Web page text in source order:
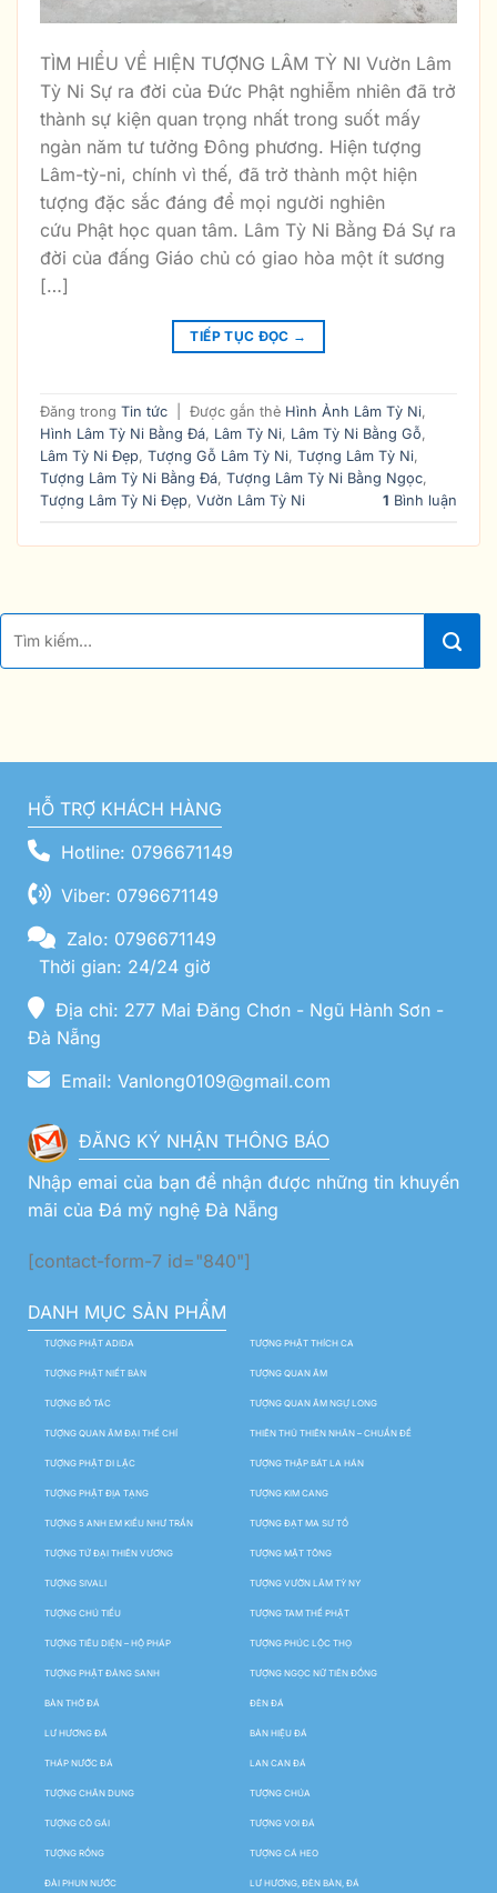
TÌM HIỂU VỀ HIỆN TƯỢNG LÂM TỲ NI Vườn Lâm
Tỳ Ni Sự ra đời của Đức Phật nghiễm nhiên đã trở
thành sự kiện quan trọng nhất trong suốt mấy
ngàn năm tư tưởng Đông phương. Hiện tượng
Lâm-tỳ-ni, chính vì thế, đã trở thành một hiện
tượng đặc sắc đáng để mọi người nghiên
cứu Phật học quan tâm. Lâm Tỳ Ni Bằng Đá Sự ra
đời của đấng Giáo chủ có giao hòa một ít sương
[…]
TIẾP TỤC ĐỌC →
Đăng trong Tin tức Được gắn thẻ Hình Ảnh Lâm Tỳ Ni,
Hình Lâm Tỳ Ni Bằng Đá, Lâm Tỳ Ni, Lâm Tỳ Ni Bằng Gỗ,
Lâm Tỳ Ni Đẹp, Tượng Gỗ Lâm Tỳ Ni, Tượng Lâm Tỳ Ni,
Tượng Lâm Tỳ Ni Bằng Đá, Tượng Lâm Tỳ Ni Bằng Ngọc,
Tượng Lâm Tỳ Ni Đẹp, Vườn Lâm Tỳ Ni 1 Bình luận
HỖ TRỢ KHÁCH HÀNG
Hotline: 0796671149
Viber: 0796671149
Zalo: 0796671149
Thời gian: 24/24 giờ
Địa chỉ: 277 Mai Đăng Chơn - Ngũ Hành Sơn -
Đà Nẵng
Email: Vanlong0109@gmail.com
ĐĂNG KÝ NHẬN THÔNG BÁO
Nhập emai của bạn để nhận được những tin khuyến
mãi của Đá mỹ nghệ Đà Nẵng
[contact-form-7 id="840"]
DANH MỤC SẢN PHẨM
TƯỢNG PHẬT ADIDA TƯỢNG PHẬT THÍCH CA
TƯỢNG PHẬT NIẾT BÀN TƯỢNG QUAN ÂM
TƯỢNG BỒ TÁC TƯỢNG QUAN ÂM NGỰ LONG
TƯỢNG QUAN ÂM ĐẠI THẾ CHÍ THIÊN THỦ THIÊN NHÃN – CHUẨN ĐỀ
TƯỢNG PHẬT DI LẶC TƯỢNG THẬP BÁT LA HÁN
TƯỢNG PHẬT ĐỊA TẠNG TƯỢNG KIM CANG
TƯỢNG 5 ANH EM KIỀU NHƯ TRẦN TƯỢNG ĐẠT MA SƯ TỔ
TƯỢNG TỨ ĐẠI THIÊN VƯƠNG TƯỢNG MẬT TÔNG
TƯỢNG SIVALI TƯỢNG VƯỜN LÂM TỲ NY
TƯỢNG CHÚ TIỂU TƯỢNG TAM THẾ PHẬT
TƯỢNG TIÊU DIỆN – HỘ PHÁP TƯỢNG PHÚC LỘC THỌ
TƯỢNG PHẬT ĐẢNG SANH TƯỢNG NGỌC NỮ TIÊN ĐỒNG
BÀN THỜ ĐÁ ĐÈN ĐÁ
LƯ HƯƠNG ĐÁ BẢN HIỆU ĐÁ
THÁP NƯỚC ĐÁ LAN CAN ĐÁ
TƯỢNG CHÂN DUNG TƯỢNG CHÚA
TƯỢNG CÔ GÁI TƯỢNG VOI ĐÁ
TƯỢNG RỒNG TƯỢNG CÁ HEO
ĐÀI PHUN NƯỚC LƯ HƯƠNG, ĐÈN BÀN, ĐÁ